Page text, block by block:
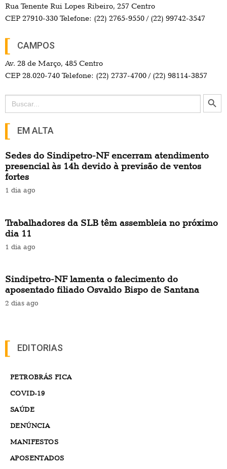
Rua Tenente Rui Lopes Ribeiro, 257 Centro
CEP 27910-330 Telefone: (22) 2765-9550 / (22) 99742-3547
CAMPOS
Av. 28 de Março, 485 Centro
CEP 28.020-740 Telefone: (22) 2737-4700 / (22) 98114-3857
Search
for:
Search Button
EM ALTA
Sedes do Sindipetro-NF encerram atendimento
presencial às 14h devido à previsão de ventos
fortes
1 dia ago
Trabalhadores da SLB têm assembleia no próximo
dia 11
1 dia ago
Sindipetro-NF lamenta o falecimento do
aposentado filiado Osvaldo Bispo de Santana
2 dias ago
EDITORIAS
PETROBRÁS FICA
COVID-19
SAÚDE
DENÚNCIA
MANIFESTOS
APOSENTADOS